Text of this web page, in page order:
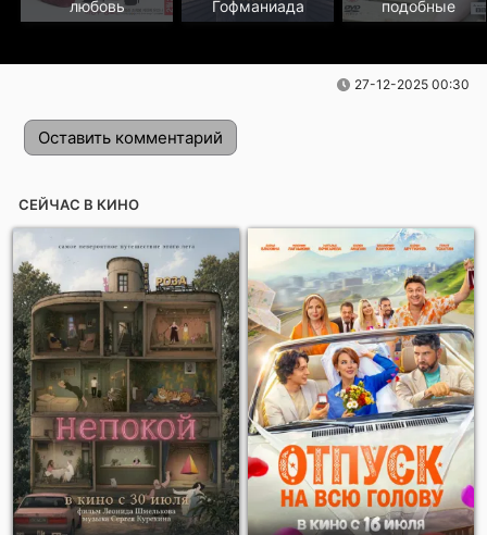
любовь
Гофманиада
подобные
27-12-2025 00:30
Оставить комментарий
Отправить!
СЕЙЧАС В КИНО